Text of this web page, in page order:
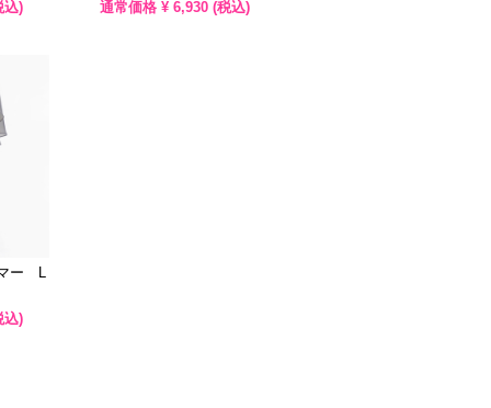
込)
通常価格 ¥ 6,930 (税込)
ー L
込)